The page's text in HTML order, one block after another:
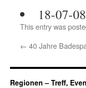
18-07-
This entry was
← 40 Jahre
Regionen – Treff,